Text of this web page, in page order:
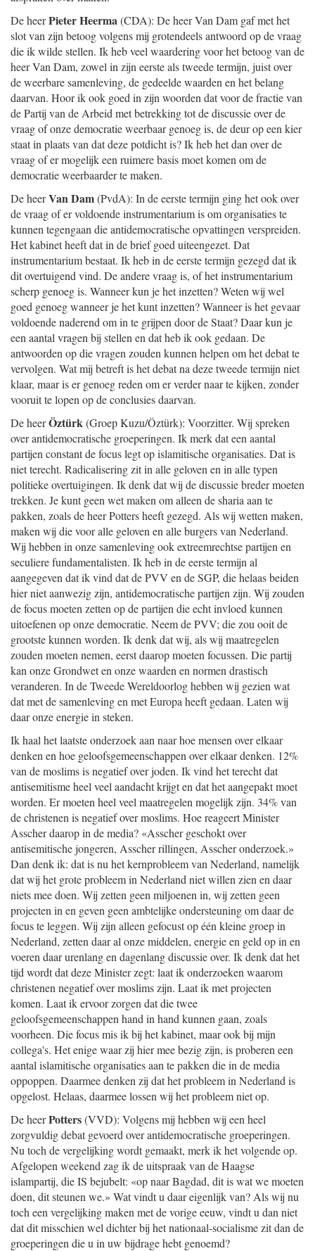
De heerPieter Heerma(CDA): De heer Van Dam gaf met het
slot van zijn betoog volgens mij grotendeels antwoord op de vraag
die ik wilde stellen. Ik heb veel waardering voor het betoog van de
heer Van Dam, zowel in zijn eerste als tweede termijn, juist over
de weerbare samenleving, de gedeelde waarden en het belang
daarvan. Hoor ik ook goed in zijn woorden dat voor de fractie van
de Partij van de Arbeid met betrekking tot de discussie over de
vraag of onze democratie weerbaar genoeg is, de deur op een kier
staat in plaats van dat deze potdicht is? Ik heb het dan over de
vraag of er mogelijk een ruimere basis moet komen om de
democratie weerbaarder te maken.
De heerVan Dam(PvdA): In de eerste termijn ging het ook over
de vraag of er voldoende instrumentarium is om organisaties te
kunnen tegengaan die antidemocratische opvattingen verspreiden.
Het kabinet heeft dat in de brief goed uiteengezet. Dat
instrumentarium bestaat. Ik heb in de eerste termijn gezegd dat ik
dit overtuigend vind. De andere vraag is, of het instrumentarium
scherp genoeg is. Wanneer kun je het inzetten? Weten wij wel
goed genoeg wanneer je het kunt inzetten? Wanneer is het gevaar
voldoende naderend om in te grijpen door de Staat? Daar kun je
een aantal vragen bij stellen en dat heb ik ook gedaan. De
antwoorden op die vragen zouden kunnen helpen om het debat te
vervolgen. Wat mij betreft is het debat na deze tweede termijn niet
klaar, maar is er genoeg reden om er verder naar te kijken, zonder
vooruit te lopen op de conclusies daarvan.
De heerÖztürk(Groep Kuzu/Öztürk): Voorzitter. Wij spreken
over antidemocratische groeperingen. Ik merk dat een aantal
partijen constant de focus legt op islamitische organisaties. Dat is
niet terecht. Radicalisering zit in alle geloven en in alle typen
politieke overtuigingen. Ik denk dat wij de discussie breder moeten
trekken. Je kunt geen wet maken om alleen de sharia aan te
pakken, zoals de heer Potters heeft gezegd. Als wij wetten maken,
maken wij die voor alle geloven en alle burgers van Nederland.
Wij hebben in onze samenleving ook extreemrechtse partijen en
seculiere fundamentalisten. Ik heb in de eerste termijn al
aangegeven dat ik vind dat de PVV en de SGP, die helaas beiden
hier niet aanwezig zijn, antidemocratische partijen zijn. Wij zouden
de focus moeten zetten op de partijen die echt invloed kunnen
uitoefenen op onze democratie. Neem de PVV; die zou ooit de
grootste kunnen worden. Ik denk dat wij, als wij maatregelen
zouden moeten nemen, eerst daarop moeten focussen. Die partij
kan onze Grondwet en onze waarden en normen drastisch
veranderen. In de Tweede Wereldoorlog hebben wij gezien wat
dat met de samenleving en met Europa heeft gedaan. Laten wij
daar onze energie in steken.
Ik haal het laatste onderzoek aan naar hoe mensen over elkaar
denken en hoe geloofsgemeenschappen over elkaar denken. 12%
van de moslims is negatief over joden. Ik vind het terecht dat
antisemitisme heel veel aandacht krijgt en dat het aangepakt moet
worden. Er moeten heel veel maatregelen mogelijk zijn. 34% van
de christenen is negatief over moslims. Hoe reageert Minister
Asscher daarop in de media? «Asscher geschokt over
antisemitische jongeren, Asscher rillingen, Asscher onderzoek.»
Dan denk ik: dat is nu het kernprobleem van Nederland, namelijk
dat wij het grote probleem in Nederland niet willen zien en daar
niets mee doen. Wij zetten geen miljoenen in, wij zetten geen
projecten in en geven geen ambtelijke ondersteuning om daar de
focus te leggen. Wij zijn alleen gefocust op één kleine groep in
Nederland, zetten daar al onze middelen, energie en geld op in en
voeren daar urenlang en dagenlang discussie over. Ik denk dat het
tijd wordt dat deze Minister zegt: laat ik onderzoeken waarom
christenen negatief over moslims zijn. Laat ik met projecten
komen. Laat ik ervoor zorgen dat die twee
geloofsgemeenschappen hand in hand kunnen gaan, zoals
voorheen. Die focus mis ik bij het kabinet, maar ook bij mijn
collega's. Het enige waar zij hier mee bezig zijn, is proberen een
aantal islamitische organisaties aan te pakken die in de media
oppoppen. Daarmee denken zij dat het probleem in Nederland is
opgelost. Helaas, daarmee lossen wij het probleem niet op.
De heerPotters(VVD): Volgens mij hebben wij een heel
zorgvuldig debat gevoerd over antidemocratische groeperingen.
Nu toch de vergelijking wordt gemaakt, merk ik het volgende op.
Afgelopen weekend zag ik de uitspraak van de Haagse
islampartij, die IS bejubelt: «op naar Bagdad, dit is wat we moeten
doen, dit steunen we.» Wat vindt u daar eigenlijk van? Als wij nu
toch een vergelijking maken met de vorige eeuw, vindt u dan niet
dat dit misschien wel dichter bij het nationaal-socialisme zit dan de
groeperingen die u in uw bijdrage hebt genoemd?